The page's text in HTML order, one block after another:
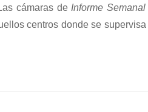
cámaras de Informe Semanal
centros donde se